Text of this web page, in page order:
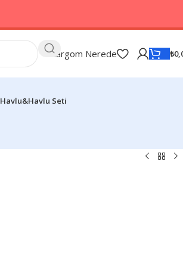
Kargom Nerede ₺
Havlu&Havlu Seti